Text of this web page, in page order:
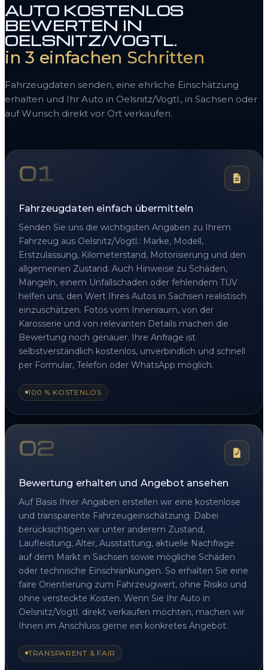
AUTO KOSTENLOS
BEWERTEN IN
OELSNITZ/VOGTL.
in 3 einfachen Schritten
Fahrzeugdaten senden, eine ehrliche Einschätzung
erhalten und Ihr Auto in Oelsnitz/Vogtl., in Sachsen oder
auf Wunsch direkt vor Ort verkaufen.
01
Fahrzeugdaten einfach übermitteln
Senden Sie uns die wichtigsten Angaben zu Ihrem
Fahrzeug aus Oelsnitz/Vogtl.: Marke, Modell,
Erstzulassung, Kilometerstand, Motorisierung und den
allgemeinen Zustand. Auch Hinweise zu Schäden,
Mängeln, einem Unfallschaden oder fehlendem TÜV
helfen uns, den Wert Ihres Autos in Sachsen realistisch
einzuschätzen. Fotos vom Innenraum, von der
Karosserie und von relevanten Details machen die
Bewertung noch genauer. Ihre Anfrage ist
selbstverständlich kostenlos, unverbindlich und schnell
per Formular, Telefon oder WhatsApp möglich.
100 % KOSTENLOS
02
Bewertung erhalten und Angebot ansehen
Auf Basis Ihrer Angaben erstellen wir eine kostenlose
und transparente Fahrzeugeinschätzung. Dabei
berücksichtigen wir unter anderem Zustand,
Laufleistung, Alter, Ausstattung, aktuelle Nachfrage
auf dem Markt in Sachsen sowie mögliche Schäden
oder technische Einschränkungen. So erhalten Sie eine
faire Orientierung zum Fahrzeugwert, ohne Risiko und
ohne versteckte Kosten. Wenn Sie Ihr Auto in
Oelsnitz/Vogtl. direkt verkaufen möchten, machen wir
Ihnen im Anschluss gerne ein konkretes Angebot.
TRANSPARENT & FAIR